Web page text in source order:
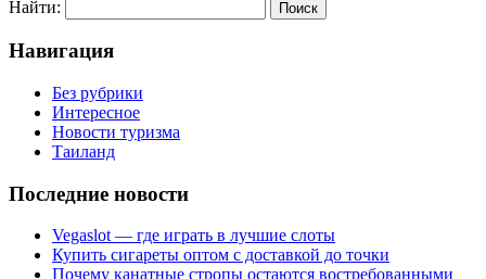
Найти:
Навигация
Без рубрики
Интересное
Новости туризма
Таиланд
Последние новости
Vegaslot — где играть в лучшие слоты
Купить сигареты оптом с доставкой до точки
Почему канатные стропы остаются востребованными